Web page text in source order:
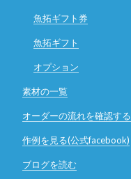
魚拓ギフト券
魚拓ギフト
オプション
素材の一覧
オーダーの流れを確認する
作例を見る(公式facebook)
ブログを読む